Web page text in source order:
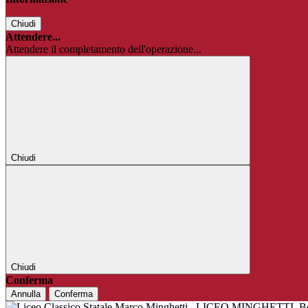
Chiudi
Attendere...
Attendere il completamento dell'operazione...
Chiudi
Chiudi
Conferma
Annulla Conferma